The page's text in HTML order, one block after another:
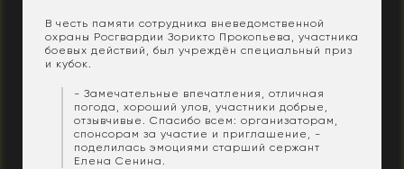
В честь памяти сотрудника вневедомственной
охраны Росгвардии Зорикто Прокопьева, участника
боевых действий, был учреждён специальный приз
и кубок.
- Замечательные впечатления, отличная
погода, хороший улов, участники добрые,
отзывчивые. Спасибо всем: организаторам,
спонсорам за участие и приглашение, -
поделилась эмоциями старший сержант
Елена Сенина.